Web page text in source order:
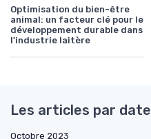
Optimisation du bien-être
animal: un facteur clé pour le
développement durable dans
l'industrie laitère
Les articles par date
Octobre 2023